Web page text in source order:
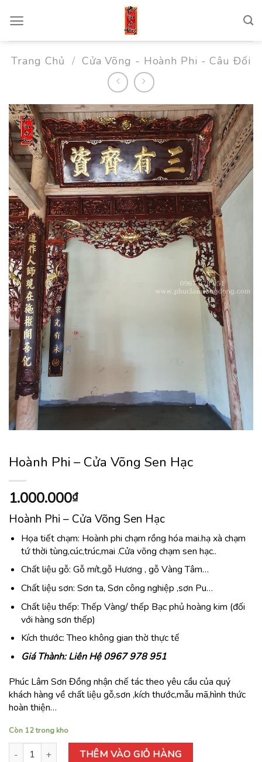
content
Trang Chủ / Cửa Võng - Hoành Phi - Câu Đối
Hoành Phi – Cửa Võng Sen Hạc
1.000.000₫
Hoành Phi – Cửa Võng Sen Hạc
Họa tiết chạm: Hoành phi chạm rồng hóa mai.hạ xà chạm
tứ thời tùng,cúc,trúc,mai .Cửa võng chạm sen hạc..
Chất liệu gỗ: Gỗ mít,gỗ Hương , gỗ Vàng Tâm…
Chất liệu sơn: Sơn ta, Sơn công nghiệp ,sơn Pu…
Chất liệu thếp: Thếp Vàng/ thếp Bạc phủ hoàng kim (đối
với hàng sơn thếp)
Kích thước: Theo không gian thờ thực tế
Giá Thành: Liên Hệ 0967 978 951
Phúc Lâm Sơn Đồng nhận chế tác theo yêu cầu của quý
khách hàng về chất liệu gỗ,sơn ,kích thước,mẫu mã,hình thức
hoàn thiện…
Còn 12 trong kho
Hoành Phi - Cửa Võng Sen Hạc số lượng
THÊM VÀO GIỎ HÀNG